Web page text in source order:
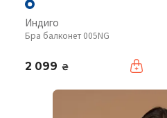
Индиго
Бра балконет 005NG
2 099 ₴